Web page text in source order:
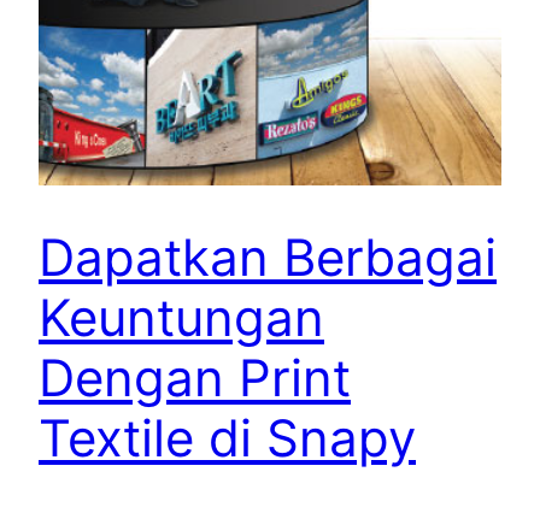
Dapatkan Berbagai
Keuntungan
Dengan Print
Textile di Snapy